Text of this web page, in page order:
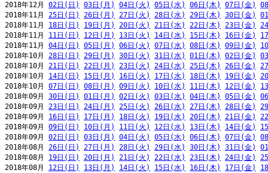
2018年12月 02日(日) 03日(月) 04日(火) 05日(水) 06日(木) 07日(金)
2018年11月 25日(日) 26日(月) 27日(火) 28日(水) 29日(木) 30日(金)
2018年11月 18日(日) 19日(月) 20日(火) 21日(水) 22日(木) 23日(金)
2018年11月 11日(日) 12日(月) 13日(火) 14日(水) 15日(木) 16日(金)
2018年11月 04日(日) 05日(月) 06日(火) 07日(水) 08日(木) 09日(金)
2018年10月 28日(日) 29日(月) 30日(火) 31日(水) 01日(木) 02日(金)
2018年10月 21日(日) 22日(月) 23日(火) 24日(水) 25日(木) 26日(金)
2018年10月 14日(日) 15日(月) 16日(火) 17日(水) 18日(木) 19日(金)
2018年10月 07日(日) 08日(月) 09日(火) 10日(水) 11日(木) 12日(金)
2018年09月 30日(日) 01日(月) 02日(火) 03日(水) 04日(木) 05日(金)
2018年09月 23日(日) 24日(月) 25日(火) 26日(水) 27日(木) 28日(金)
2018年09月 16日(日) 17日(月) 18日(火) 19日(水) 20日(木) 21日(金)
2018年09月 09日(日) 10日(月) 11日(火) 12日(水) 13日(木) 14日(金)
2018年09月 02日(日) 03日(月) 04日(火) 05日(水) 06日(木) 07日(金)
2018年08月 26日(日) 27日(月) 28日(火) 29日(水) 30日(木) 31日(金)
2018年08月 19日(日) 20日(月) 21日(火) 22日(水) 23日(木) 24日(金)
2018年08月 12日(日) 13日(月) 14日(火) 15日(水) 16日(木) 17日(金)